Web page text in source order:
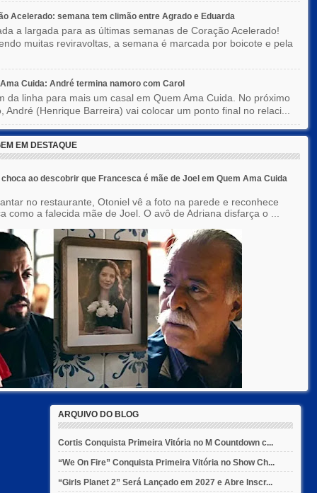
Acelerado: semana tem climão entre Agrado e Eduarda
a largada para as últimas semanas de Coração Acelerado!
muitas reviravoltas, a semana é marcada por boicote e pela
Cuida: André termina namoro com Carol
da linha para mais um casal em Quem Ama Cuida. No próximo
André (Henrique Barreira) vai colocar um ponto final no relaci...
EM DESTAQUE
ao descobrir que Francesca é mãe de Joel em Quem Ama Cuida
no restaurante, Otoniel vê a foto na parede e reconhece
como a falecida mãe de Joel. O avô de Adriana disfarça o ...
ARQUIVO DO BLOG
Cortis Conquista Primeira Vitória no M Countdown c...
“We On Fire” Conquista Primeira Vitória no Show Ch...
“Girls Planet 2” Será Lançado em 2027 e Abre Inscr...